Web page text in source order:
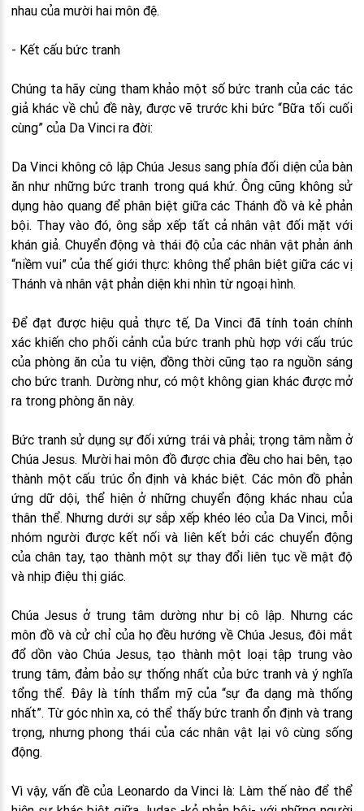
nhau của mười hai môn đệ.
- Kết cấu bức tranh
Chúng ta hãy cùng tham khảo một số bức tranh của các tác
giả khác về chủ đề này, được vẽ trước khi bức “Bữa tối cuối
cùng” của Da Vinci ra đời:
Da Vinci không cô lập Chúa Jesus sang phía đối diện của bàn
ăn như những bức tranh trong quá khứ. Ông cũng không sử
dụng hào quang để phân biệt giữa các Thánh đồ và kẻ phản
bội. Thay vào đó, ông sắp xếp tất cả nhân vật đối mặt với
khán giả. Chuyển động và thái độ của các nhân vật phản ánh
“niềm vui” của thế giới thực: không thể phân biệt giữa các vị
Thánh và nhân vật phản diện khi nhìn từ ngoại hình.
Để đạt được hiệu quả thực tế, Da Vinci đã tính toán chính
xác khiến cho phối cảnh của bức tranh phù hợp với cấu trúc
của phòng ăn của tu viện, đồng thời cũng tạo ra nguồn sáng
cho bức tranh. Dường như, có một không gian khác được mở
ra trong phòng ăn này.
Bức tranh sử dụng sự đối xứng trái và phải; trọng tâm nằm ở
Chúa Jesus. Mười hai môn đồ được chia đều cho hai bên, tạo
thành một cấu trúc ổn định và khác biệt. Các môn đồ phản
ứng dữ dội, thể hiện ở những chuyển động khác nhau của
thân thể. Nhưng dưới sự sắp xếp khéo léo của Da Vinci, mỗi
nhóm người được kết nối và liên kết bởi các chuyển động
của chân tay, tạo thành một sự thay đổi liên tục về mật độ
và nhịp điệu thị giác.
Chúa Jesus ở trung tâm dường như bị cô lập. Nhưng các
môn đồ và cử chỉ của họ đều hướng về Chúa Jesus, đôi mắt
đổ dồn vào Chúa Jesus, tạo thành một loại tập trung vào
trung tâm, đảm bảo sự thống nhất của bức tranh và ý nghĩa
tổng thể. Đây là tính thẩm mỹ của “sự đa dạng mà thống
nhất”. Từ góc nhìn xa, có thể thấy bức tranh ổn định và trang
trọng, nhưng phong thái của các nhân vật lại vô cùng sống
động.
Vì vậy, vấn đề của Leonardo da Vinci là: Làm thế nào để thể